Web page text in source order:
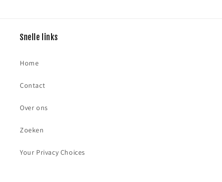
Snelle links
Home
Contact
Over ons
Zoeken
Your Privacy Choices